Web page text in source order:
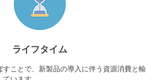
ライフタイム
すことで、新製品の導入に伴う資源消費と輸